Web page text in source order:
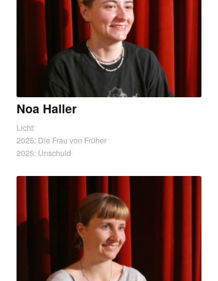
Noa Haller
Licht:
2025: Die Frau von Früher
2025: Unschuld